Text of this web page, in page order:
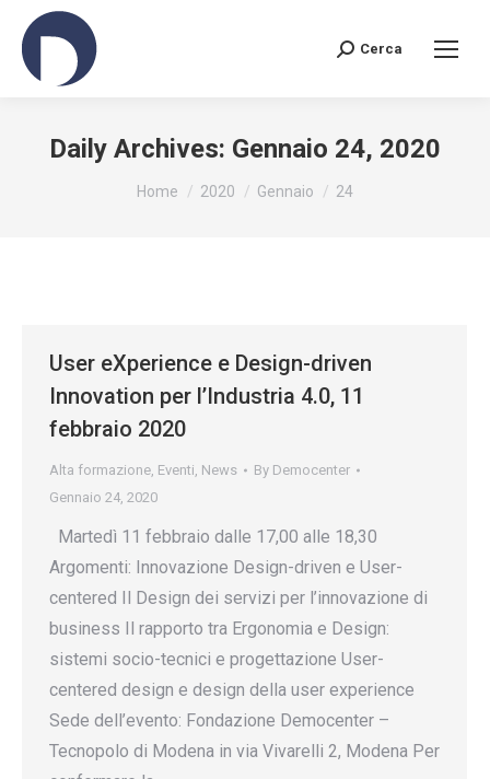
Search:
Cerca
Daily Archives: Gennaio 24, 2020
You are here:
Home 2020 Gennaio 24
User eXperience e Design-driven
Innovation per l’Industria 4.0, 11
febbraio 2020
Alta formazione, Eventi, News By Democenter
Gennaio 24, 2020
Martedì 11 febbraio dalle 17,00 alle 18,30
Argomenti: Innovazione Design-driven e User-
centered Il Design dei servizi per l’innovazione di
business Il rapporto tra Ergonomia e Design:
sistemi socio-tecnici e progettazione User-
centered design e design della user experience
Sede dell’evento: Fondazione Democenter –
Tecnopolo di Modena in via Vivarelli 2, Modena Per